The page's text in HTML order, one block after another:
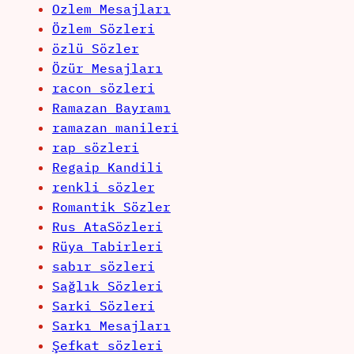
Ozlem Mesajları
Özlem Sözleri
özlü Sözler
Özür Mesajları
racon sözleri
Ramazan Bayramı
ramazan manileri
rap sözleri
Regaip Kandili
renkli sözler
Romantik Sözler
Rus AtaSözleri
Rüya Tabirleri
sabır sözleri
Sağlık Sözleri
Sarki Sözleri
Sarkı Mesajları
Şefkat sözleri